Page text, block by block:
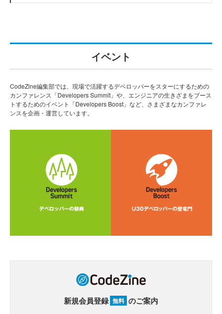
イベント
CodeZine編集部では、現場で活躍するデベロッパーをスターにするための
カンファレンス「Developers Summit」や、エンジニアの生きざまをブース
トするためのイベント「Developers Boost」など、さまざまなカンファレ
ンスを企画・運営しています。
新規会員登録 無料 のご案内